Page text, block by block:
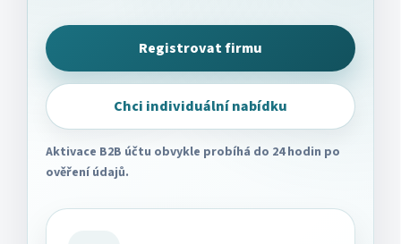
Registrovat firmu
Chci individuální nabídku
Aktivace B2B účtu obvykle probíhá do 24 hodin po
ověření údajů.